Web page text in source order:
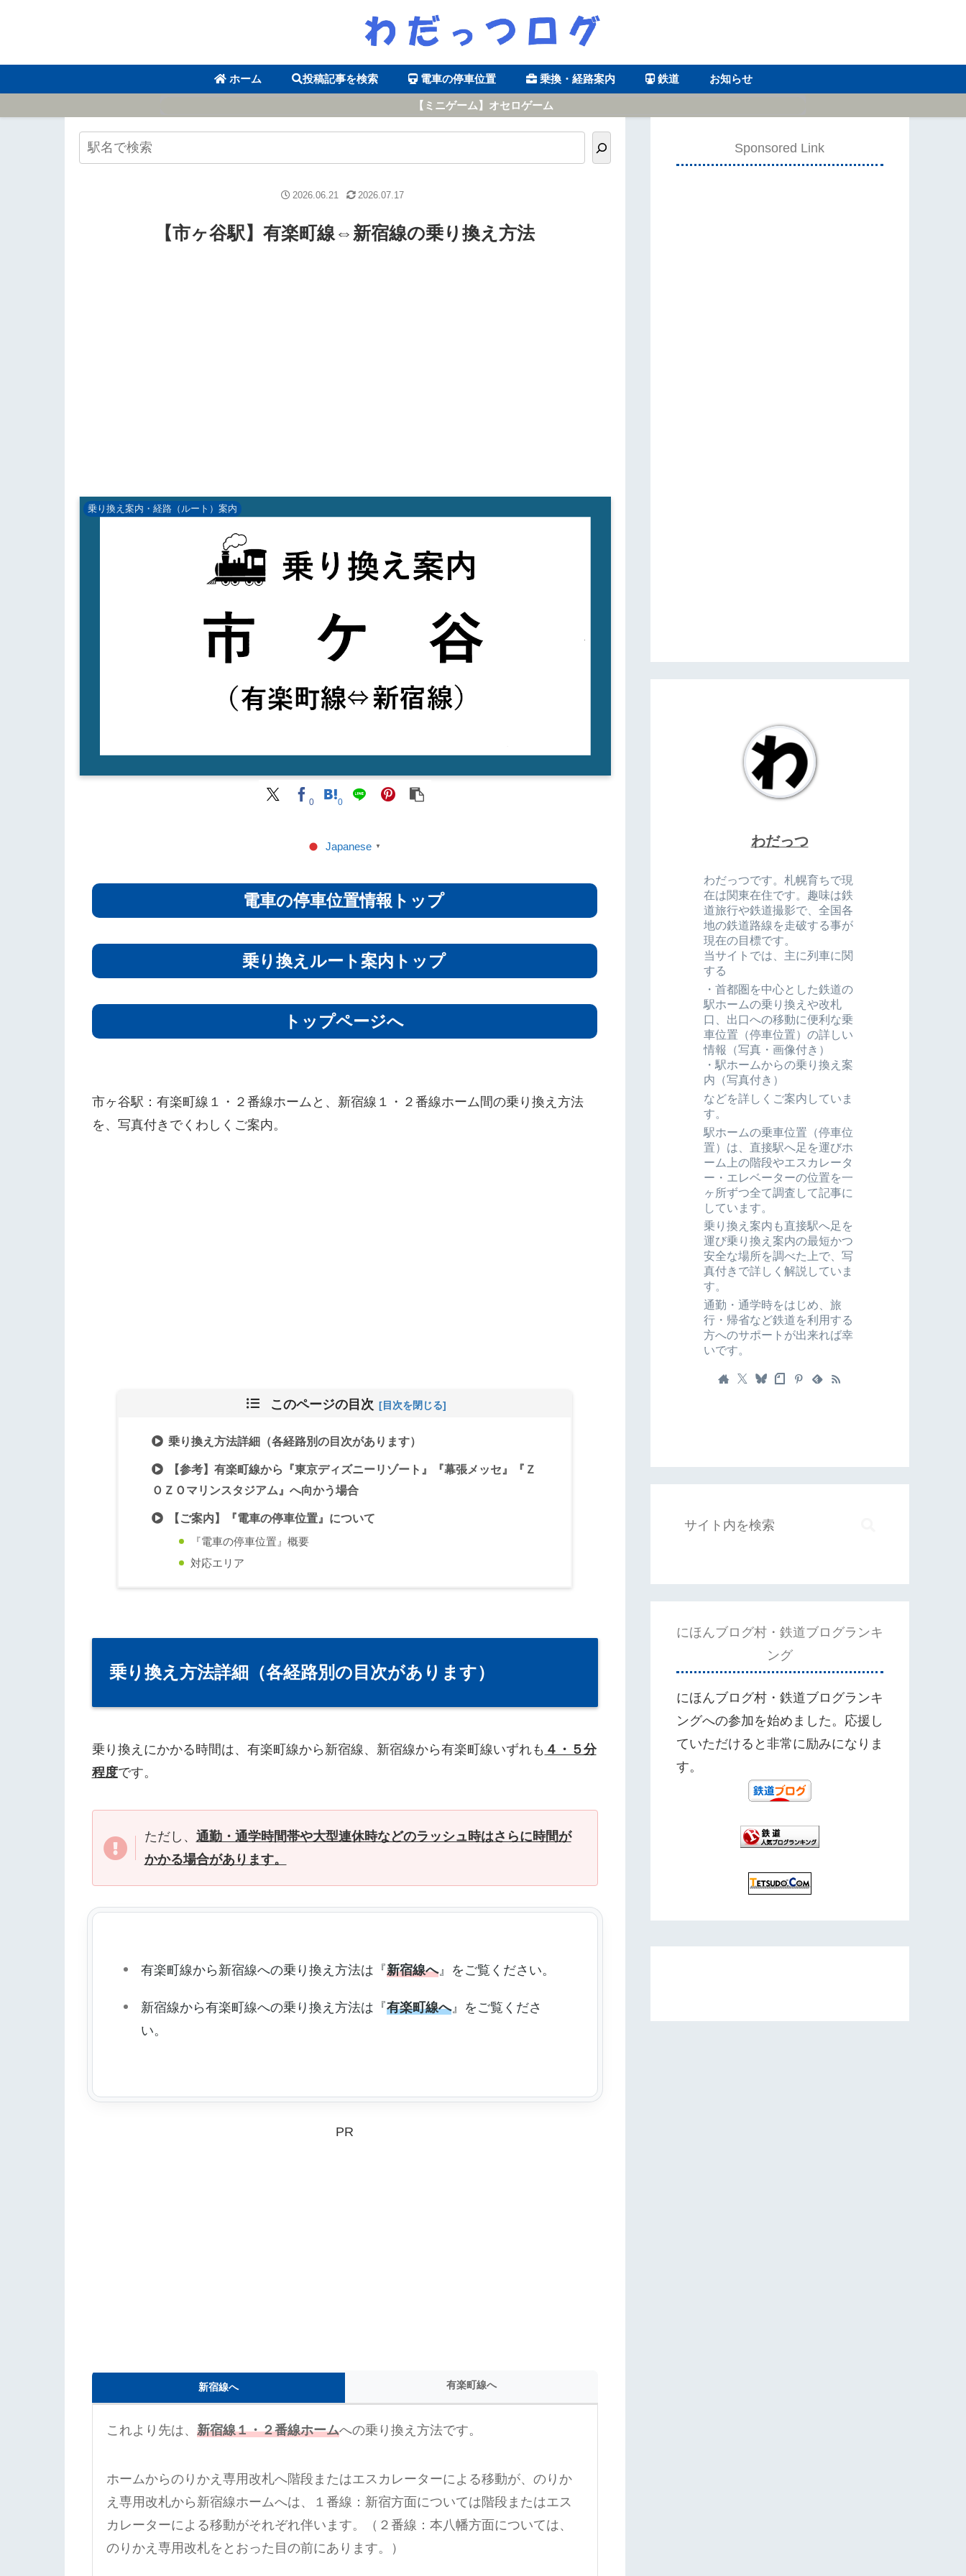
ホーム 投稿記事を検索 電車の停車位置 乗換・経路案内 鉄道 お知らせ
【ミニゲーム】オセロゲーム
【市ヶ谷駅】有楽町線⇔新宿線の乗り換え方法
乗り換え案内・経路（ルート）案内
0 0
2026.06.21 2026.07.17
Japanese ▼
電車の停車位置情報トップ
乗り換えルート案内トップ
トップページへ
市ヶ谷駅：有楽町線１・２番線ホームと、新宿線１・２番線ホーム間の乗り換え方法
を、写真付きでくわしくご案内。
このページの目次
乗り換え方法詳細（各経路別の目次があります）
【参考】有楽町線から『東京ディズニーリゾート』『幕張メッセ』『Ｚ
ＯＺＯマリンスタジアム』へ向かう場合
【ご案内】『電車の停車位置』について
『電車の停車位置』概要
対応エリア
乗り換え方法詳細（各経路別の目次があります）
乗り換えにかかる時間は、有楽町線から新宿線、新宿線から有楽町線いずれも ４・５分
程度です。
ただし、 通勤・通学時間帯や大型連休時などのラッシュ時はさらに時間が
かかる場合があります。
有楽町線から新宿線への乗り換え方法は『新宿線へ』をご覧ください。
新宿線から有楽町線への乗り換え方法は『有楽町線へ』をご覧くださ
い。
PR
新宿線へ 有楽町線へ
これより先は、 新宿線１・２番線ホームへの乗り換え方法です。
ホームからのりかえ専用改札へ階段またはエスカレーターによる移動が、のりか
え専用改札から新宿線ホームへは、１番線：新宿方面については階段またはエス
カレーターによる移動がそれぞれ伴います。（２番線：本八幡方面については、
のりかえ専用改札をとおった目の前にあります。）
Sponsored Link
わだっつ
わだっつです。札幌育ちで現
在は関東在住です。趣味は鉄
道旅行や鉄道撮影で、全国各
地の鉄道路線を走破する事が
現在の目標です。
当サイトでは、主に列車に関
する
・首都圏を中心とした鉄道の
駅ホームの乗り換えや改札
口、出口への移動に便利な乗
車位置（停車位置）の詳しい
情報（写真・画像付き）
・駅ホームからの乗り換え案
内（写真付き）
などを詳しくご案内していま
す。
駅ホームの乗車位置（停車位
置）は、直接駅へ足を運びホ
ーム上の階段やエスカレータ
ー・エレベーターの位置を一
ヶ所ずつ全て調査して記事に
しています。
乗り換え案内も直接駅へ足を
運び乗り換え案内の最短かつ
安全な場所を調べた上で、写
真付きで詳しく解説していま
す。
通勤・通学時をはじめ、旅
行・帰省など鉄道を利用する
方へのサポートが出来れば幸
いです。
にほんブログ村・鉄道ブログランキ
ング
にほんブログ村・鉄道ブログランキ
ングへの参加を始めました。応援し
ていただけると非常に励みになりま
す。